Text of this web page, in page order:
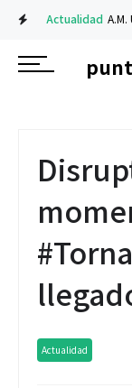
Actualidad A.M.
Actualidad